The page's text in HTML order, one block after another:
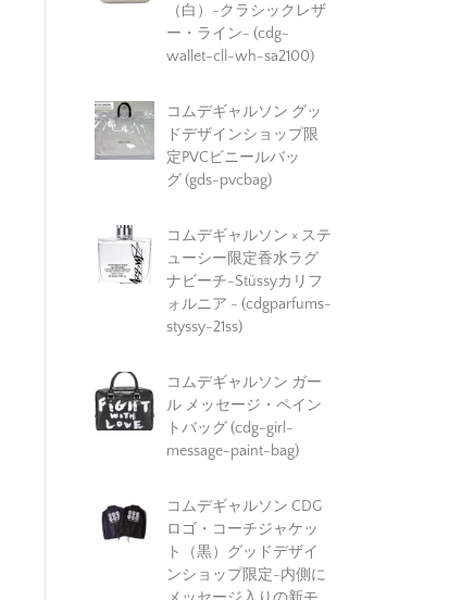
（白）-クラシックレザ
ー・ライン- (cdg-
wallet-cll-wh-sa2100)
コムデギャルソン グッ
ドデザインショップ限
定PVCビニールバッ
グ (gds-pvcbag)
コムデギャルソン × ステ
ューシー限定香水ラグ
ナビーチ-Stüssyカリフ
ォルニア - (cdgparfums-
styssy-21ss)
コムデギャルソン ガー
ル メッセージ・ペイン
トバッグ (cdg-girl-
message-paint-bag)
コムデギャルソン CDG
ロゴ・コーチジャケッ
ト（黒）グッドデザイ
ンショップ限定-内側に